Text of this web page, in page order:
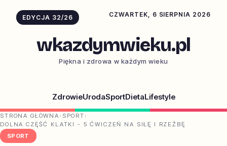
EDYCJA 32/26 CZWARTEK, 6 SIERPNIA 2026
wkazdymwieku.pl
Piękna i zdrowa w każdym wieku
ZdrowieUrodaSportDietaLifestyle
STRONA GŁÓWNA › SPORT ›
DOLNA CZĘŚĆ KLATKI - 5 ĆWICZEŃ NA SIŁĘ I RZEŹBĘ
SPORT